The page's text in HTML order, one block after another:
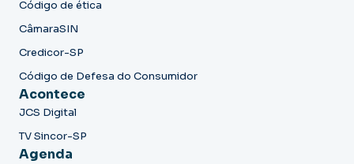
Código de ética
CâmaraSIN
Credicor-SP
Código de Defesa do Consumidor
Acontece
JCS Digital
TV Sincor-SP
Agenda